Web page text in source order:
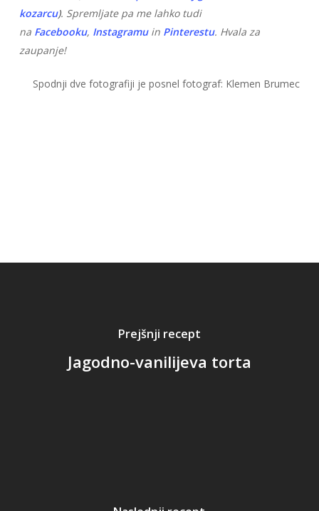
kozarcu). Spremljate pa me lahko tudi
na Facebooku, Instagramuin Pinterestu. Hvala za
zaupanje!
Spodnji dve fotografiji je posnel fotograf: Klemen Brumec
Prejšnji recept
Jagodno-vanilijeva torta